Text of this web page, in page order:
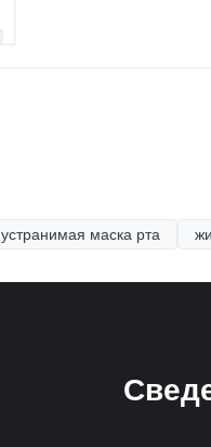
устранимая маска рта